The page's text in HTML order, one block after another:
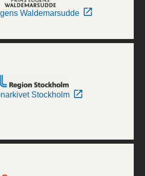
Waldemarsudde
Stockholm